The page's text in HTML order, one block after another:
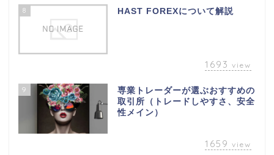
8 HAST FOREXについて解説
1693 view
9
専業トレーダーが選ぶおすすめの
取引所（トレードしやすさ、安全
性メイン）
1659 view